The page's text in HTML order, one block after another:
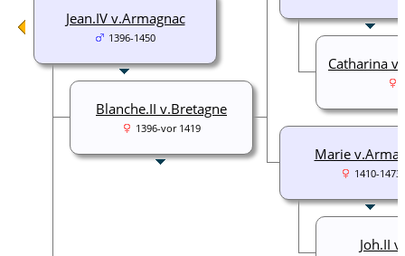
Catharina
Marie
1410-1473
Joh.II
Jean.IV v.Armagnac
1396-1450
Blanche.II v.Bretagne
1396-vor 1419